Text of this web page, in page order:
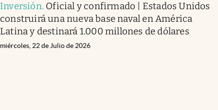
Inversión. Oficial y confirmado | Estados Unidos
construirá una nueva base naval en América
Latina y destinará 1.000 millones de dólares
miércoles, 22 de Julio de 2026